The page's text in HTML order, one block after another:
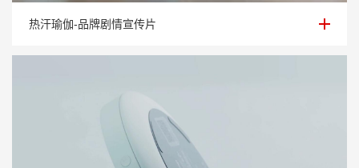
热汗瑜伽-品牌剧情宣传片
热汗瑜伽-品牌剧情宣传片